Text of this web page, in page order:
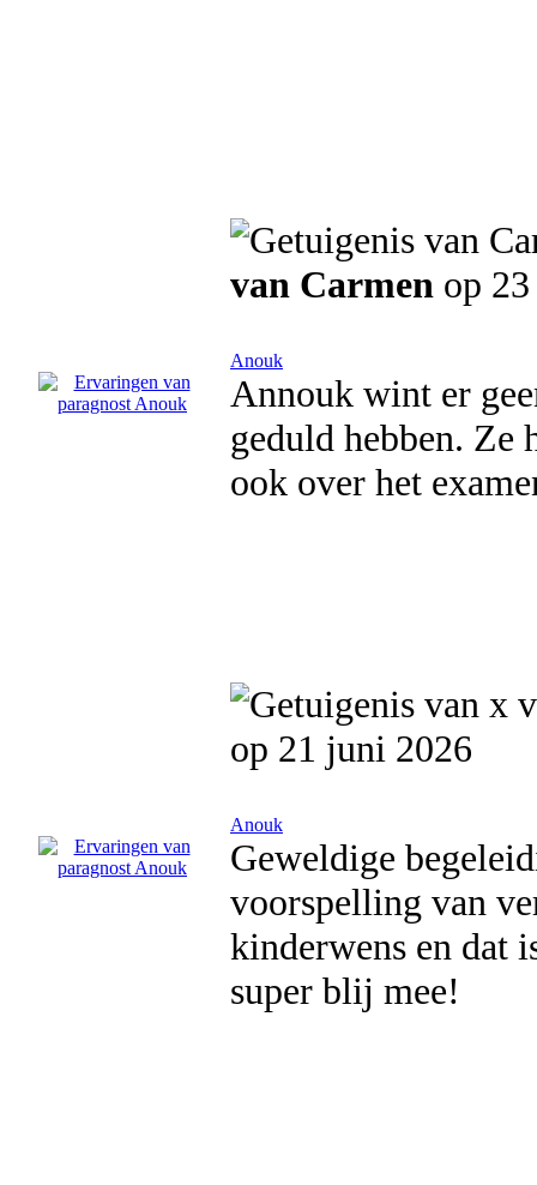
van Carmen op
Anouk
Annouk wint er
geduld hebben. Ze
ook over het
op 21 juni 2026
Anouk
Geweldige
voorspelling van
kinderwens en dat
super blij mee!